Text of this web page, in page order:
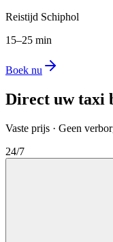
Reistijd Schiphol
15–25 min
Boek nu
Direct uw taxi
Vaste prijs · Geen
24/7